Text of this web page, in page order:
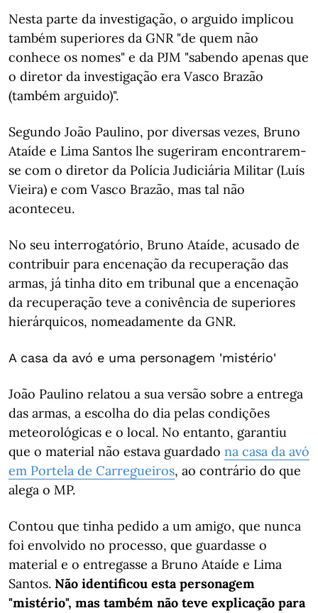
Nesta parte da investigação, o arguido implicou
também superiores da GNR "de quem não
conhece os nomes" e da PJM "sabendo apenas que
o diretor da investigação era Vasco Brazão
(também arguido)".
Segundo João Paulino, por diversas vezes, Bruno
Ataíde e Lima Santos lhe sugeriram encontrarem-
se com o diretor da Polícia Judiciária Militar (Luís
Vieira) e com Vasco Brazão, mas tal não
aconteceu.
No seu interrogatório, Bruno Ataíde, acusado de
contribuir para encenação da recuperação das
armas, já tinha dito em tribunal que a encenação
da recuperação teve a conivência de superiores
hierárquicos, nomeadamente da GNR.
A casa da avó e uma personagem 'mistério'
João Paulino relatou a sua versão sobre a entrega
das armas, a escolha do dia pelas condições
meteorológicas e o local. No entanto, garantiu
que o material não estava guardado na casa da avó
em Portela de Carregueiros, ao contrário do que
alega o MP.
Contou que tinha pedido a um amigo, que nunca
foi envolvido no processo, que guardasse o
material e o entregasse a Bruno Ataíde e Lima
Santos. Não identificou esta personagem
"mistério", mas também não teve explicação para